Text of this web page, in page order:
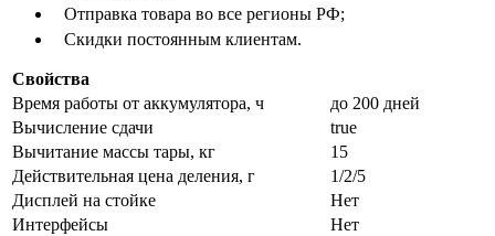
Отправка товара во все регионы РФ;
Скидки постоянным клиентам.
Свойства
Время работы от аккумулятора, ч
до 200 дней
Вычисление сдачи
true
Вычитание массы тары, кг
15
Действительная цена деления, г
1/2/5
Дисплей на стойке
Нет
Интерфейсы
Нет